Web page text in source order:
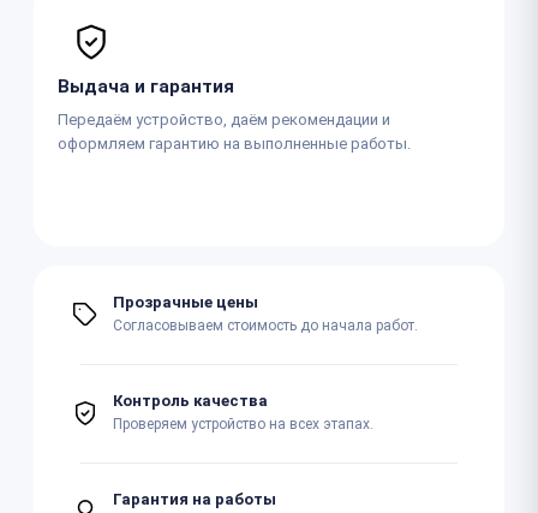
Выдача и гарантия
Передаём устройство, даём рекомендации и
оформляем гарантию на выполненные работы.
Прозрачные цены
Согласовываем стоимость до начала работ.
Контроль качества
Проверяем устройство на всех этапах.
Гарантия на работы